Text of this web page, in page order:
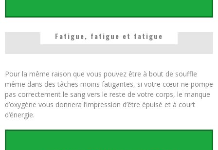
Fatigue, fatigue et fatigue
Pour la même raison que vous pouvez être à bout de souffle
même dans des tâches moins fatigantes, si votre cœur ne pompe
pas correctement le sang vers le reste de votre corps, le manque
d’oxygène vous donnera l’impression d’être épuisé et à court
d’énergie.